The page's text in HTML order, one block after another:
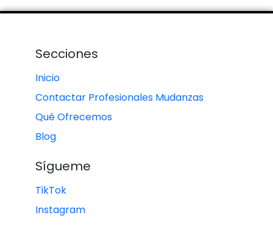
Secciones
Inicio
Contactar Profesionales Mudanzas
Qué Ofrecemos
Blog
Sígueme
TikTok
Instagram